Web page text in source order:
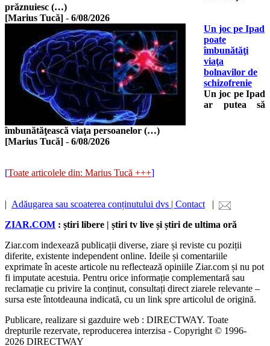
prăznuiesc (…)
[Marius Tucă] - 6/08/2026
Un joc pe Ipad
poate
îmbunătăţi
viaţa
bolnavilor de
schizofrenie
Un joc pe Ipad
ar putea să
îmbunătăţească viaţa persoanelor (…)
[Marius Tucă] - 6/08/2026
[Toate articolele din: Marius Tucă +++]
| Adăugarea sau scoaterea conținutului dvs | Contact |
ZIAR.COM : știri libere | știri tv live și știri de ultima oră
Ziar.com indexează publicații diverse, ziare și reviste cu poziții
diferite, existente independent online. Ideile și comentariile
exprimate în aceste articole nu reflectează opiniile Ziar.com și nu pot
fi imputate acestuia. Pentru orice informație complementară sau
reclamație cu privire la conținut, consultați direct ziarele relevante –
sursa este întotdeauna indicată, cu un link spre articolul de origină.
Publicare, realizare si gazduire web : DIRECTWAY. Toate
drepturile rezervate, reproducerea interzisa - Copyright © 1996-
2026 DIRECTWAY